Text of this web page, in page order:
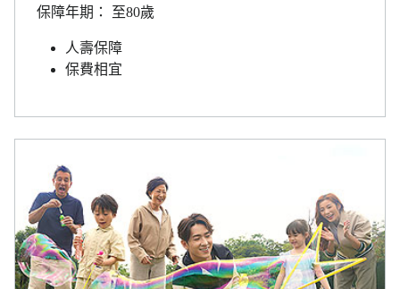
保障年期： 至80歲
人壽保障
保費相宜